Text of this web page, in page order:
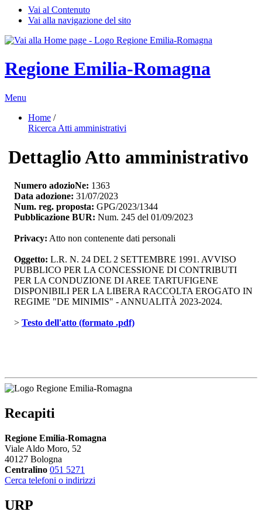
Vai al Contenuto
Vai alla navigazione del sito
Regione Emilia-Romagna
Menu
Home /
Ricerca Atti amministrativi
Dettaglio Atto amministrativo
Numero adozioNe: 1363
Data adozione: 31/07/2023
Num. reg. proposta: GPG/2023/1344
Pubblicazione BUR: Num. 245 del 01/09/2023
Privacy: Atto non contenente dati personali
Oggetto: L.R. N. 24 DEL 2 SETTEMBRE 1991. AVVISO
PUBBLICO PER LA CONCESSIONE DI CONTRIBUTI
PER LA CONDUZIONE DI AREE TARTUFIGENE
DISPONIBILI PER LA LIBERA RACCOLTA EROGATO IN
REGIME "DE MINIMIS" - ANNUALITÀ 2023-2024.
> Testo dell'atto (formato .pdf)
Recapiti
Regione Emilia-Romagna
Viale Aldo Moro, 52
40127 Bologna
Centralino 051 5271
Cerca telefoni o indirizzi
URP